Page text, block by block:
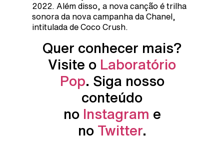
2022. Além disso, a nova canção é trilha
sonora da nova campanha da Chanel,
intitulada de Coco Crush.
Quer conhecer mais?
Visite o Laboratório
Pop. Siga nosso
conteúdo
no Instagram e
no Twitter.